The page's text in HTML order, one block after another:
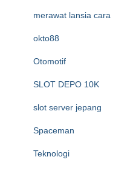
merawat lansia cara
okto88
Otomotif
SLOT DEPO 10K
slot server jepang
Spaceman
Teknologi